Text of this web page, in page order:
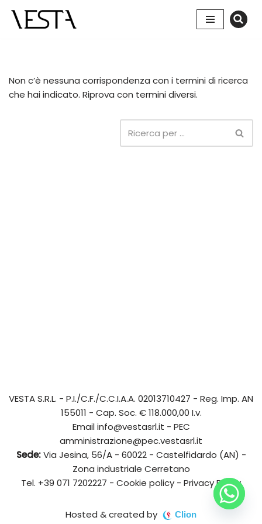
Vai
Non c’è nessuna corrispondenza con i termini di ricerca
che hai indicato. Riprova con termini diversi.
VESTA S.R.L. - P.I./C.F./C.C.I.A.A. 02013710427 - Reg. Imp. AN
155011 - Cap. Soc. € 118.000,00 I.v.
Emailinfo@vestasrl.it - PEC
amministrazione@pec.vestasrl.it
Sede:Via Jesina, 56/A - 60022 - Castelfidardo (AN) -
Zona industriale Cerretano
Tel. +39 071 7202227 - Cookie policy - Privacy Policy
Hosted & created by Clion